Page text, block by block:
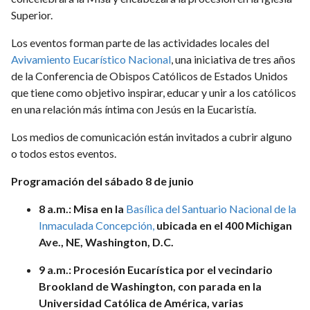
Superior.
Los eventos forman parte de las actividades locales del
Avivamiento Eucarístico Nacional, una iniciativa de tres años
de la Conferencia de Obispos Católicos de Estados Unidos
que tiene como objetivo inspirar, educar y unir a los católicos
en una relación más íntima con Jesús en la Eucaristía.
Los medios de comunicación están invitados a cubrir alguno
o todos estos eventos.
Programación del sábado 8 de junio
8 a.m.: Misa en la Basílica del Santuario Nacional de la
Inmaculada Concepción, ubicada en el 400 Michigan
Ave., NE, Washington, D.C.
9 a.m.: Procesión Eucarística por el vecindario
Brookland de Washington, con parada en la
Universidad Católica de América, varias